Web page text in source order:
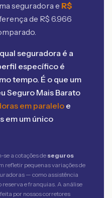
seguradora e R$
de R$ 6.966
seguradora é a
específico é
tempo. É o que um
Seguro Mais Barato
em paralelo e
em um único
a cotações de seguros
refletir pequenas variações de
— como assistência
reserva e franquias. A análise
por nossos corretores